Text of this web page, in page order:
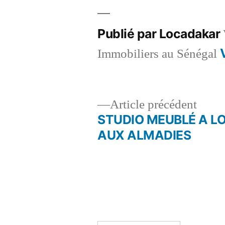
Publié par Locadakar
Immobiliers au Sénégal
Navigation
Article précédentArticle
STUDIO MEUBLÉ A
AUX ALMADIES